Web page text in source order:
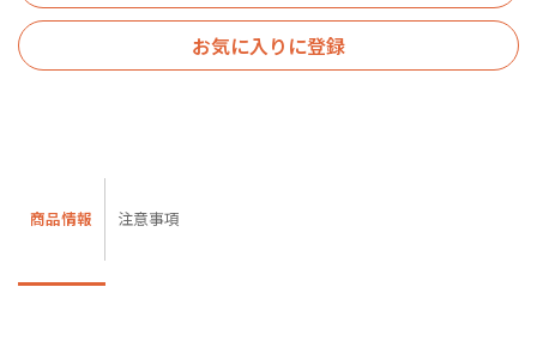
お気に入りに登録
商品情報 注意事項